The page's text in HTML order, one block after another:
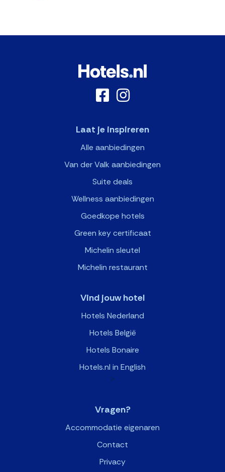
Laat je inspireren
Alle aanbiedingen
Van der Valk aanbiedingen
Suite deals
Wellness aanbiedingen
Goedkope hotels
Green key certificaat
Michelin sleutel
Michelin restaurant
Vind jouw hotel
Hotels Nederland
Hotels België
Hotels Bonaire
Hotels.nl in English
>
Vragen?
Accommodatie eigenaren
Contact
Privacy